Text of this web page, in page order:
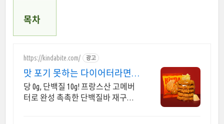
목차
https://kindabite.com/ 광고
맛 포기 못하는 다이어터라면
압도적인 성분 & 놀라운 맛
당 0g, 단백질 10g! 프랑스산 고메버
터로 완성 촉촉한 단백질바 재구매